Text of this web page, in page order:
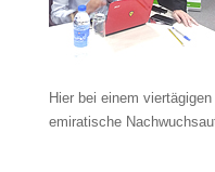
Hier bei einem
emiratische